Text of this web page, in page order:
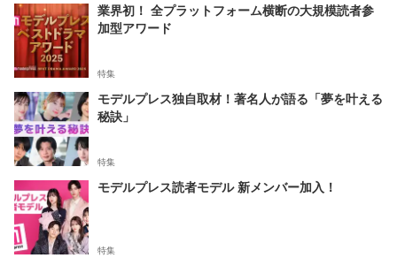
業界初！ 全プラットフォーム横断の大規模読者参
加型アワード
特集
モデルプレス独自取材！著名人が語る「夢を叶える
秘訣」
特集
モデルプレス読者モデル 新メンバー加入！
特集